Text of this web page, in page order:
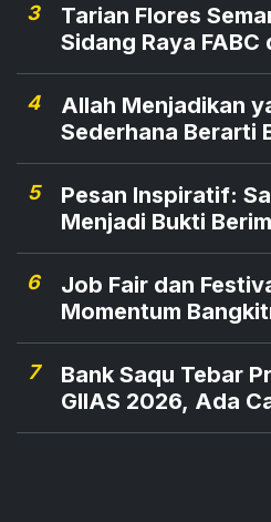
3
Tarian Flores
Sidang Raya
4
Allah Menjadikan
5
Pesan Inspiratif:
Menjadi Bukti
6
Job Fair dan
Momentum
7
Bank Saqu Tebar
GIIAS 2026, Ada